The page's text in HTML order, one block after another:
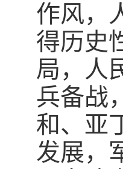
作风，
得历史
局，人
兵备战
和、亚
发展，